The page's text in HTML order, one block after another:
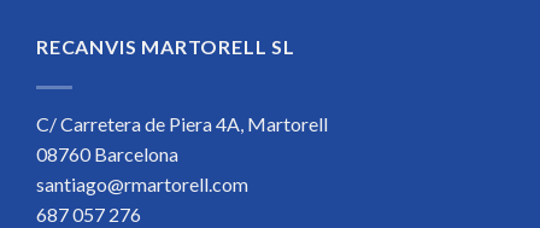
RECANVIS MARTORELL SL
C/ Carretera de Piera 4A, Martorell
08760 Barcelona
santiago@rmartorell.com
687 057 276